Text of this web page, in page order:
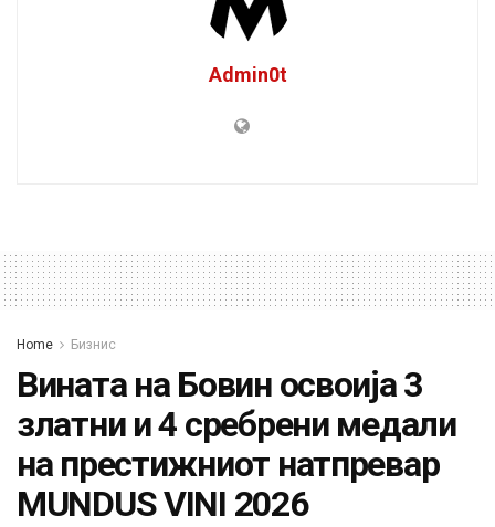
Admin0t
Home Бизнис
Вината на Бовин освоија 3
златни и 4 сребрени медали
на престижниот натпревар
MUNDUS VINI 2026